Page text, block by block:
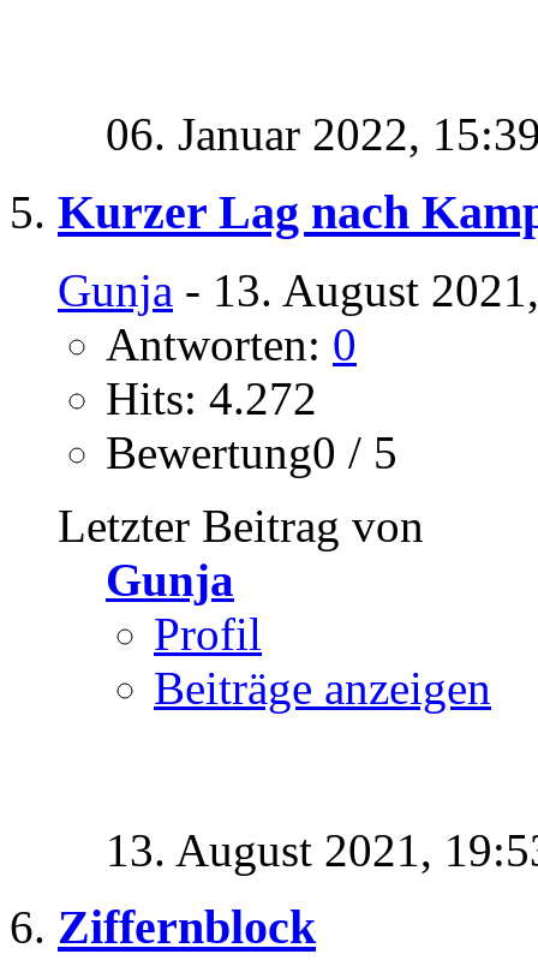
06. Januar 2022,
Kurzer Lag nach
Gunja - 13. August
Antworten: 0
Hits: 4.272
Bewertung0 / 5
Letzter Beitrag von
Gunja
Profil
Beiträge anzeigen
13. August 2021,
Ziffernblock